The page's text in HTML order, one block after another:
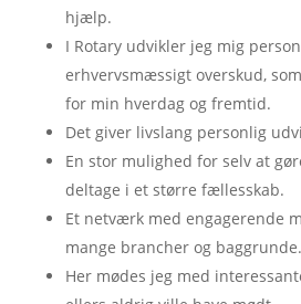
hjælp.
I Rotary udvikler jeg mig
erhvervsmæssigt overskud,
for min hverdag og fremtid.
Det giver livslang personlig
En stor mulighed for selv at
deltage i et større fællesskab.
Et netværk med engagerende
mange brancher og baggrunde.
Her mødes jeg med